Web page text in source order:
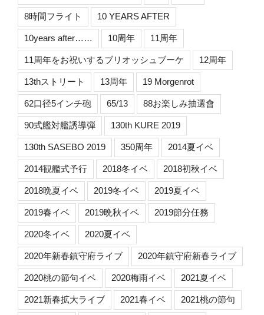
8時間フライト 10 YEARS AFTER
10years after…… 10周年 11周年
11周年をお祝いするブリオッシュブーケ 12周年
13thストリート 13周年 19 Morgenrot
62口径5インチ砲 65/13 88お楽しみ抽選會
90式艦対艦誘導弾 130th KURE 2019
130th SASEBO 2019 350周年 2014夏イベ
2014観艦式予行 2018冬イベ 2018初秋イベ
2018晩夏イベ 2019冬イベ 2019夏イベ
2019春イベ 2019晩秋イベ 2019節分任務
2020冬イベ 2020夏イベ
2020年新春鎮守府ライブ 2020年鎮守府新春ライブ
2020桃の節句イベ 2020梅雨イベ 2021夏イベ
2021新春拡大ライブ 2021春イベ 2021桃の節句